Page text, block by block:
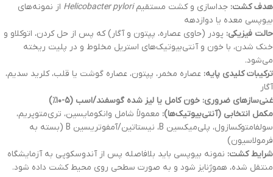
هدف کشت: جداسازی و کشت مستقیمHelicobacter pylori از نمونه‌های
بیوپسی معده یا دوازدهه
حالت فیزیکی: پودر (حاوی عصاره، پپتون و آگار) که پس از حل کردن، اتوکلاو و
خنک شدن، با خون و آنتی‌بیوتیک‌های استریل مخلوط و در پلیت ریخته
می‌شود.
ترکیبات کلیدی پایه: عصاره مخمر، پپتون، عصاره گوشت یا قلب، کلرید سدیم،
آگار
غنی‌سازهای ضروری: خون کامل یا لیز شده گوسفند/اسب (۵-۱۰٪)
مکمل انتخابی (آنتی‌بیوتیک‌ها): معمولاً شامل وانکومایسین، تری‌متوپریم،
سولفامتوکسازول، پلی‌میکسین B، نیستاتین/آمفوتریسین B (بسته به
فرمولاسیون)
شرایط کشت: نمونه بیوپسی باید بلافاصله پس از آندوسکوپی به آزمایشگاه
منتقل شده، هموژنایز شود و به صورت سطحی روی محیط کشت داده شود.